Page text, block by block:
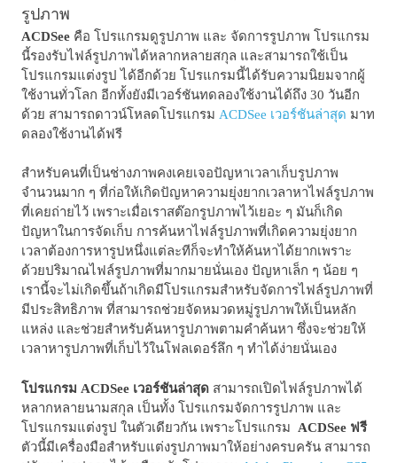
รูปภาพ
ACDSee คือ โปรแกรมดูรูปภาพ และ จัดการรูปภาพ โปรแกรม
นี้รองรับไฟล์รูปภาพได้หลากหลายสกุล และสามารถใช้เป็น
โปรแกรมแต่งรูป ได้อีกด้วย โปรแกรมนี้ได้รับความนิยมจากผู้
ใช้งานทั่วโลก อีกทั้งยังมีเวอร์ชันทดลองใช้งานได้ถึง 30 วันอีก
ด้วย สามารถดาวน์โหลดโปรแกรม ACDSee เวอร์ชันล่าสุด มาท
ดลองใช้งานได้ฟรี
สำหรับคนที่เป็นช่างภาพคงเคยเจอปัญหาเวลาเก็บรูปภาพ
จำนวนมาก ๆ ที่ก่อให้เกิดปัญหาความยุ่งยากเวลาหาไฟล์รูปภาพ
ที่เคยถ่ายไว้ เพราะเมื่อเราสต๊อกรูปภาพไว้เยอะ ๆ มันก็เกิด
ปัญหาในการจัดเก็บ การค้นหาไฟล์รูปภาพที่เกิดความยุ่งยาก
เวลาต้องการหารูปหนึ่งแต่ละทีก็จะทำให้ค้นหาได้ยากเพราะ
ด้วยปริมาณไฟล์รูปภาพที่มากมายนั่นเอง ปัญหาเล็ก ๆ น้อย ๆ
เรานี้จะไม่เกิดขึ้นถ้าเกิดมีโปรแกรมสำหรับจัดการไฟล์รูปภาพที่
มีประสิทธิภาพ ที่สามารถช่วยจัดหมวดหมู่รูปภาพให้เป็นหลัก
แหล่ง และช่วยสำหรับค้นหารูปภาพตามคำค้นหา ซึ่งจะช่วยให้
เวลาหารูปภาพที่เก็บไว้ในโฟลเดอร์ลึก ๆ ทำได้ง่ายนั่นเอง
โปรแกรม ACDSee เวอร์ชันล่าสุด สามารถเปิดไฟล์รูปภาพได้
หลากหลายนามสกุล เป็นทั้ง โปรแกรมจัดการรูปภาพ และ
โปรแกรมแต่งรูป ในตัวเดียวกัน เพราะโปรแกรม ACDSee ฟรี
ตัวนี้มีเครื่องมือสำหรับแต่งรูปภาพมาให้อย่างครบครัน สามารถ